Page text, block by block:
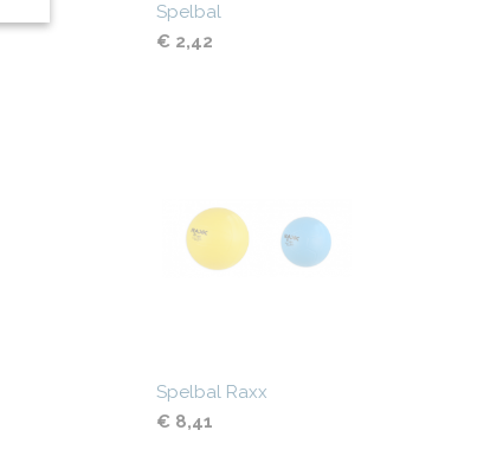
Spelbal
€ 2,42
Spelbal Raxx
€ 8,41